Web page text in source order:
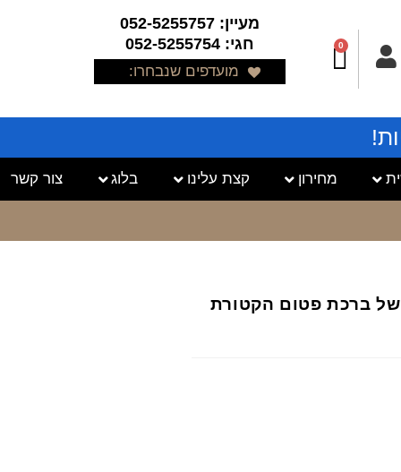
0
מעיין: 052-5255757
חגי: 052-5255754
מועדפים שנבחרו:
מחירון קצת עלינו בלוג צור קשר
של ברכת פטום הקטורת